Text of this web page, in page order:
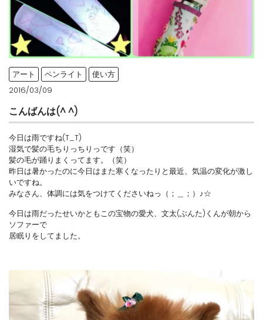
アート ペンライト
使い方
2016/03/09
こんばんは(^ ^)
今日は雨ですね(T_T)
湿気で髪の毛ちりっちりっです（笑）
髪の毛が踊りまくってます。（笑）
昨日は暑かったのに今日はまた寒くなったりと最近、気温の変化が激し
いですね。
みなさん、体調には気をつけてくださいねっ（；＿；）♪☆
今日は雨だったせいかともこの宝物の愛犬、文太(ぶんた)くんが朝から
ソファーで
居眠りをしてました。